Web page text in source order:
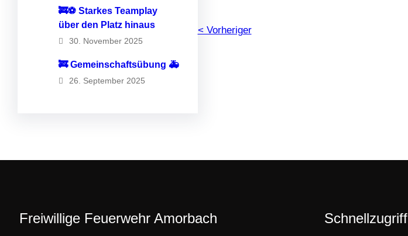
🚒⚽️ Starkes Teamplay
über den Platz hinaus
30. November 2025
🚒 Gemeinschaftsübung 🚑
26. September 2025
< Vorheriger
Freiwillige Feuerwehr Amorbach Schnellzugriff